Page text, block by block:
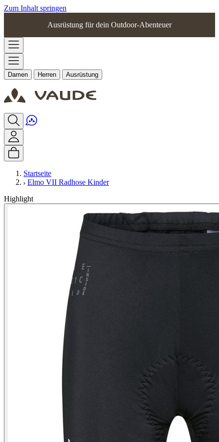
Zum Inhalt springen
Ausrüstung für dein Outdoor-Abenteuer
Damen Herren Ausrüstung
Startseite
Elmo VII Radhose Kinder
Highlight